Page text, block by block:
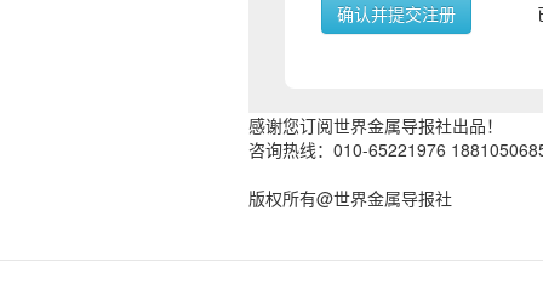
感谢您订阅世界金属导报社出品！
咨询热线：010-65221976
版权所有@世界金属导报社